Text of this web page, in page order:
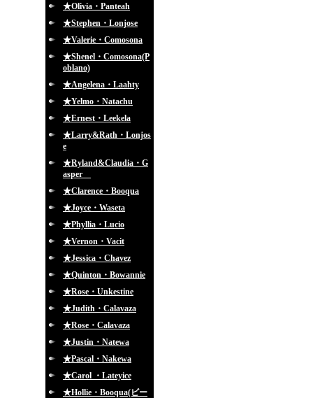
★Olivia・Panteah
★Stephen・Lonjose
★Valerie・Comosona
★Shenel・Comosona(P
oblano)
★Angelena・Laahty
★Yelmo・Natachu
★Ernest・Leekela
★Larry&Rath・Lonjos
e
★Ryland&Claudia・G
asper
★Clarence・Booqua
★Joyce・Waseta
★Phyllia・Lucio
★Vernon・Vacit
★Jessica・Chavez
★Quinton・Bowannie
★Rose・Unkestine
★Judith・Calavaza
★Rose・Calavaza
★Justin・Natewa
★Pascal・Nakewa
★Carol ・Lateyice
★Hollie・Booqua(ビー